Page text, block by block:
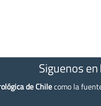
Siguenos en
de Chilecomo la